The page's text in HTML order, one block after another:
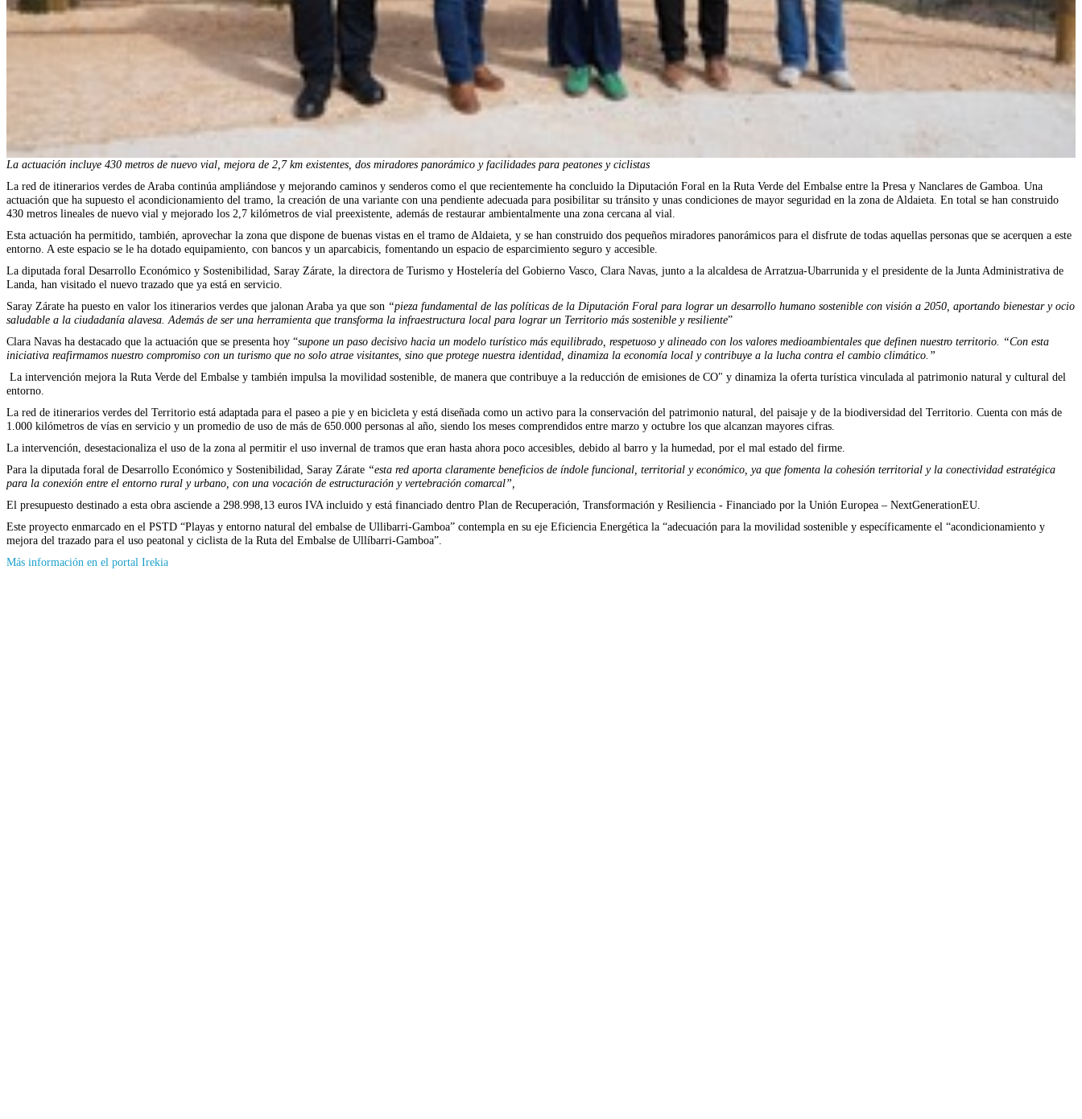
La actuación incluye 430 metros de nuevo vial, mejora de 2,7 km existentes, dos miradores panorámico y facilidades para peatones y ciclistas
La red de itinerarios verdes de Araba continúa ampliándose y mejorando caminos y senderos como el que recientemente ha concluido la Diputación Foral en la Ruta Verde del Embalse entre la Presa y Nanclares de Gamboa. Una
actuación que ha supuesto el acondicionamiento del tramo, la creación de una variante con una pendiente adecuada para posibilitar su tránsito y unas condiciones de mayor seguridad en la zona de Aldaieta. En total se han construido
430 metros lineales de nuevo vial y mejorado los 2,7 kilómetros de vial preexistente, además de restaurar ambientalmente una zona cercana al vial.
Esta actuación ha permitido, también, aprovechar la zona que dispone de buenas vistas en el tramo de Aldaieta, y se han construido dos pequeños miradores panorámicos para el disfrute de todas aquellas personas que se acerquen a este
entorno. A este espacio se le ha dotado equipamiento, con bancos y un aparcabicis, fomentando un espacio de esparcimiento seguro y accesible.
La diputada foral Desarrollo Económico y Sostenibilidad, Saray Zárate, la directora de Turismo y Hostelería del Gobierno Vasco, Clara Navas, junto a la alcaldesa de Arratzua-Ubarrunida y el presidente de la Junta Administrativa de
Landa, han visitado el nuevo trazado que ya está en servicio.
Saray Zárate ha puesto en valor los itinerarios verdes que jalonan Araba ya que son “pieza fundamental de las políticas de la Diputación Foral para lograr un desarrollo humano sostenible con visión a 2050, aportando bienestar y ocio
saludable a la ciudadanía alavesa. Además de ser una herramienta que transforma la infraestructura local para lograr un Territorio más sostenible y resiliente”
Clara Navas ha destacado que la actuación que se presenta hoy “supone un paso decisivo hacia un modelo turístico más equilibrado, respetuoso y alineado con los valores medioambientales que definen nuestro territorio. “Con esta
iniciativa reafirmamos nuestro compromiso con un turismo que no solo atrae visitantes, sino que protege nuestra identidad, dinamiza la economía local y contribuye a la lucha contra el cambio climático.”
La intervención mejora la Ruta Verde del Embalse y también impulsa la movilidad sostenible, de manera que contribuye a la reducción de emisiones de CO" y dinamiza la oferta turística vinculada al patrimonio natural y cultural del
entorno.
La red de itinerarios verdes del Territorio está adaptada para el paseo a pie y en bicicleta y está diseñada como un activo para la conservación del patrimonio natural, del paisaje y de la biodiversidad del Territorio. Cuenta con más de
1.000 kilómetros de vías en servicio y un promedio de uso de más de 650.000 personas al año, siendo los meses comprendidos entre marzo y octubre los que alcanzan mayores cifras.
La intervención, desestacionaliza el uso de la zona al permitir el uso invernal de tramos que eran hasta ahora poco accesibles, debido al barro y la humedad, por el mal estado del firme.
Para la diputada foral de Desarrollo Económico y Sostenibilidad, Saray Zárate “esta red aporta claramente beneficios de índole funcional, territorial y económico, ya que fomenta la cohesión territorial y la conectividad estratégica
para la conexión entre el entorno rural y urbano, con una vocación de estructuración y vertebración comarcal”,
El presupuesto destinado a esta obra asciende a 298.998,13 euros IVA incluido y está financiado dentro Plan de Recuperación, Transformación y Resiliencia - Financiado por la Unión Europea – NextGenerationEU.
Este proyecto enmarcado en el PSTD “Playas y entorno natural del embalse de Ullibarri-Gamboa” contempla en su eje Eficiencia Energética la “adecuación para la movilidad sostenible y específicamente el “acondicionamiento y
mejora del trazado para el uso peatonal y ciclista de la Ruta del Embalse de Ullíbarri-Gamboa”.
Más información en el portal Irekia(Se